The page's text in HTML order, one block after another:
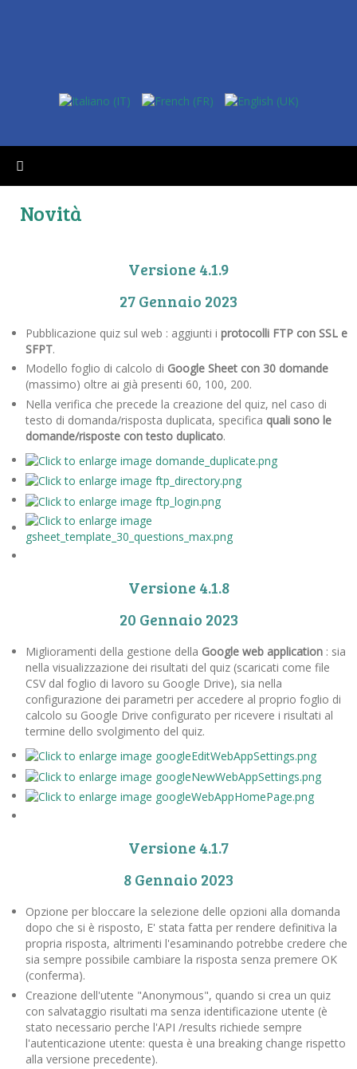
Novità
Versione 4.1.9
27 Gennaio 2023
Pubblicazione quiz sul web : aggiunti iprotocolli FTP con SSL e
SFPT.
Modello foglio di calcolo di Google Sheet con 30 domande
(massimo) oltre ai già presenti 60, 100, 200.
Nella verifica che precede la creazione del quiz, nel caso di
testo di domanda/risposta duplicata, specifica quali sono le
domande/risposte con testo duplicato.
Versione 4.1.8
20 Gennaio 2023
Miglioramenti della gestione della Google web application : sia
nella visualizzazione dei risultati del quiz (scaricati come file
CSV dal foglio di lavoro su Google Drive), sia nella
configurazione dei parametri per accedere al proprio foglio di
calcolo su Google Drive configurato per ricevere i risultati al
termine dello svolgimento del quiz.
Versione 4.1.7
8 Gennaio 2023
Opzione per bloccare la selezione delle opzioni alla domanda
dopo che si è risposto, E' stata fatta per rendere definitiva la
propria risposta, altrimenti l'esaminando potrebbe credere che
sia sempre possibile cambiare la risposta senza premere OK
(conferma).
Creazione dell'utente "Anonymous", quando si crea un quiz
con salvataggio risultati ma senza identificazione utente (è
stato necessario perche l'API /results richiede sempre
l'autenticazione utente: questa è una breaking change rispetto
alla versione precedente).